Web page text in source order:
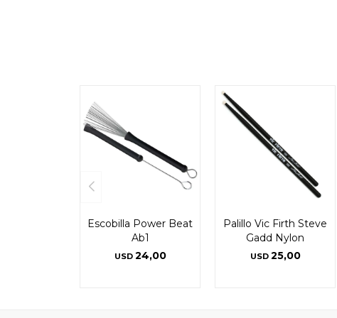
Escobilla Power Beat
Ab1
USD 24,00
Palillo Vic Firth Steve
Gadd Nylon
USD 25,00